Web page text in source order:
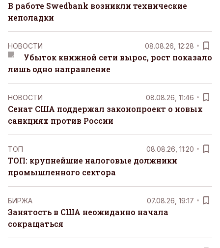
В работе Swedbank возникли технические
неполадки
НОВОСТИ 08.08.26, 12:28
Убыток книжной сети вырос, рост показало
лишь одно направление
НОВОСТИ 08.08.26, 11:46
Сенат США поддержал законопроект о новых
санкциях против России
ТОП 08.08.26, 11:20
ТОП: крупнейшие налоговые должники
промышленного сектора
БИРЖА 07.08.26, 19:17
Занятость в США неожиданно начала
сокращаться